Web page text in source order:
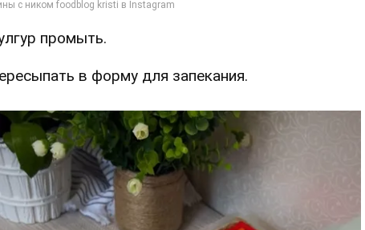
промыть.
в форму для запекания.